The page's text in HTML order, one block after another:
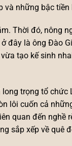
và những bậc tiền
Thời đó, nông
đây là ông Đào
tạo kế sinh
trọng tổ chức
lôi cuốn cả
quan đến nghề
sắp xếp về quê